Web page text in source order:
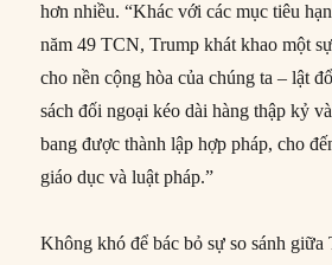
hơn nhiều. “Khác với các mục tiêu
năm 49 TCN, Trump khát khao một
cho nền cộng hòa của chúng ta – lật
sách đối ngoại kéo dài hàng thập kỷ
bang được thành lập hợp pháp, cho
giáo dục và luật pháp.”
Không khó để bác bỏ sự so sánh giữa